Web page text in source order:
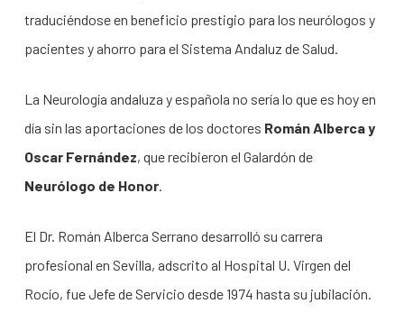
traduciéndose en beneficio prestigio para los neurólogos y
pacientes y ahorro para el Sistema Andaluz de Salud.
La Neurología andaluza y española no sería lo que es hoy en
día sin las aportaciones de los doctores Román Alberca y
Oscar Fernández, que recibieron el Galardón de
Neurólogo de Honor.
El Dr. Román Alberca Serrano desarrolló su carrera
profesional en Sevilla, adscrito al Hospital U. Virgen del
Rocío, fue Jefe de Servicio desde 1974 hasta su jubilación.